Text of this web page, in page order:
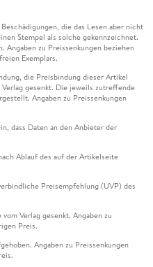
die das Lesen aber nicht
Stempel als solche gekennzeichnet.
zu Preissenkungen beziehen
Exemplars.
die Preisbindung dieser Artikel
gesenkt. Die jeweils zutreffende
Angaben zu Preissenkungen
dass Daten an den Anbieter der
Ablauf des auf der Artikelseite
Preisempfehlung (UVP) des
Verlag gesenkt. Angaben zu
Preis.
Angaben zu Preissenkungen